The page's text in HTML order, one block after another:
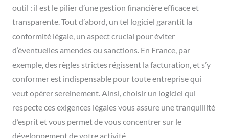
outil : il est le pilier d’une gestion financière efficace et
transparente. Tout d’abord, un tel logiciel garantit la
conformité légale, un aspect crucial pour éviter
d’éventuelles amendes ou sanctions. En France, par
exemple, des règles strictes régissent la facturation, et s’y
conformer est indispensable pour toute entreprise qui
veut opérer sereinement. Ainsi, choisir un logiciel qui
respecte ces exigences légales vous assure une tranquillité
d’esprit et vous permet de vous concentrer sur le
développement de votre activité.
?